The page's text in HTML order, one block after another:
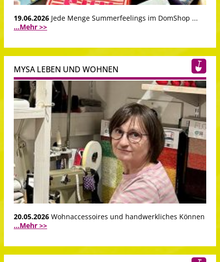
19.06.2026 Jede Menge Summerfeelings im DomShop ...
...Mehr >>
MYSA LEBEN UND WOHNEN
20.05.2026 Wohnaccessoires und handwerkliches Können
...Mehr >>